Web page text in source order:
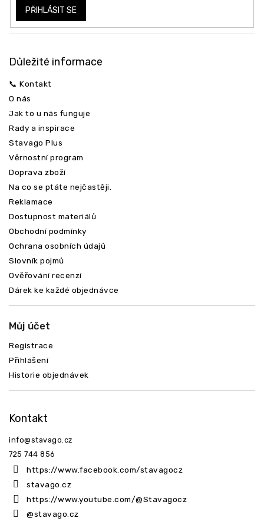
PŘIHLÁSIT SE
Důležité informace
📞 Kontakt
O nás
Jak to u nás funguje
Rady a inspirace
Stavago Plus
Věrnostní program
Doprava zboží
Na co se ptáte nejčastěji.
Reklamace
Dostupnost materiálů
Obchodní podmínky
Ochrana osobních údajů
Slovník pojmů
Ověřování recenzí
Dárek ke každé objednávce
Můj účet
Registrace
Přihlášení
Historie objednávek
Kontakt
info@stavago.cz
725 744 856
https://www.facebook.com/stavagocz
stavago.cz
https://www.youtube.com/@Stavagocz
@stavago.cz